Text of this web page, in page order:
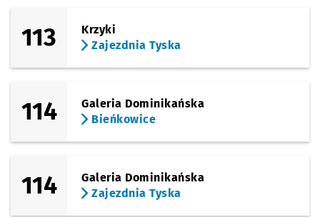
Bardzka
Nyska Sprawdź
Nyska
Tarnogajska
Tarnogaj
113
Krzyki
Zajezdnia Tyska
114
Galeria Dominikańska
Bieńkowice
114
Galeria Dominikańska
Zajezdnia Tyska